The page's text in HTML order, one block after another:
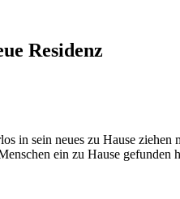
Residenz
in sein neues zu Hause
ein zu Hause gefunden